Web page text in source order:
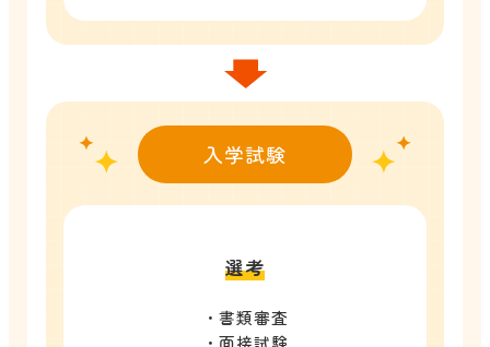
入学試験
選考
・書類審査
・面接試験